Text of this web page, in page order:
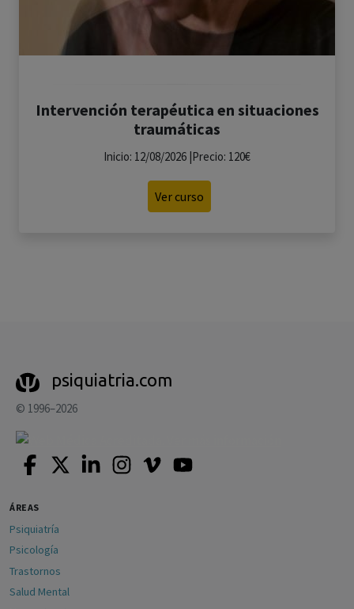
Intervención terapéutica en situaciones
traumáticas
Inicio: 12/08/2026 |Precio: 120€
Ver curso
psiquiatria.com
© 1996–2026
ÁREAS
Psiquiatría
Psicología
Trastornos
Salud Mental